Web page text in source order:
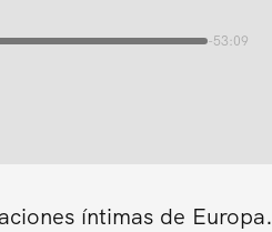
-53:09
íntimas de Europa.